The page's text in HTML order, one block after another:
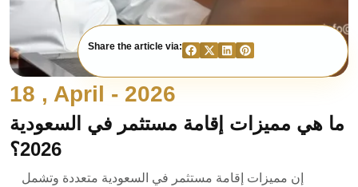
Share the article via:
18 , April - 2026
ما هي مميزات إقامة مستثمر في السعودية
2026؟
إن مميزات إقامة مستثمر في السعودية متعددة وتشمل